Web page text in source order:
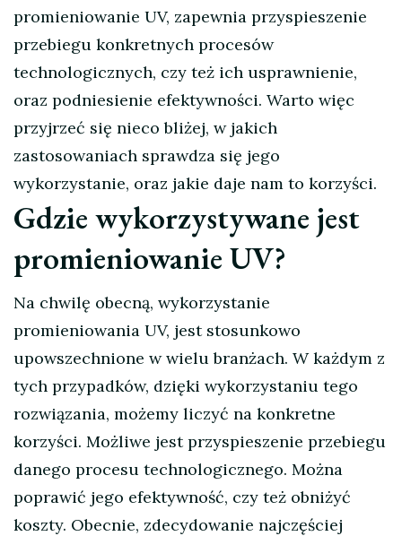
promieniowanie UV, zapewnia przyspieszenie
przebiegu konkretnych procesów
technologicznych, czy też ich usprawnienie,
oraz podniesienie efektywności. Warto więc
przyjrzeć się nieco bliżej, w jakich
zastosowaniach sprawdza się jego
wykorzystanie, oraz jakie daje nam to korzyści.
Gdzie wykorzystywane jest
promieniowanie UV?
Na chwilę obecną, wykorzystanie
promieniowania UV, jest stosunkowo
upowszechnione w wielu branżach. W każdym z
tych przypadków, dzięki wykorzystaniu tego
rozwiązania, możemy liczyć na konkretne
korzyści. Możliwe jest przyspieszenie przebiegu
danego procesu technologicznego. Można
poprawić jego efektywność, czy też obniżyć
koszty. Obecnie, zdecydowanie najczęściej